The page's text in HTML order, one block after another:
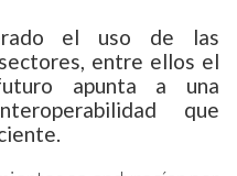
el uso de las
entre ellos el
apunta a una
que